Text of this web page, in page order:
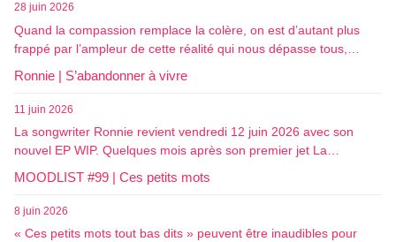
28 juin 2026
Quand la compassion remplace la colère, on est d’autant plus
frappé par l’ampleur de cette réalité qui nous dépasse tous,…
Ronnie | S’abandonner à vivre
11 juin 2026
La songwriter Ronnie revient vendredi 12 juin 2026 avec son
nouvel EP WIP. Quelques mois après son premier jet La…
MOODLIST #99 | Ces petits mots
8 juin 2026
« Ces petits mots tout bas dits » peuvent être inaudibles pour